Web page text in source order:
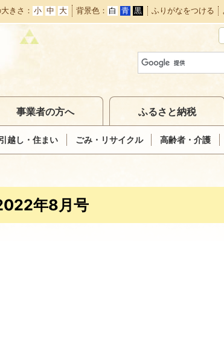
きさ 小 中 大 背景色 白 青 黒 ふりがなをつける
引越し・住まい ごみ・リサイクル 高齢者・介護
事業者の方へ ふるさと納税
年8月号